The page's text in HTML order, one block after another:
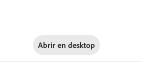
Abrir en desktop